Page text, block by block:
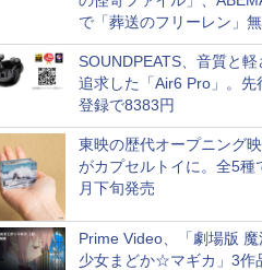
で「葬送のフリーレン」無
配信など。夏の特番・配
報
SOUNDPEATS、音質と軽
追求した「Air6 Pro」。先
登録で8383円
東映の歴代オープニング
がカプセルトイに。全5種
月下旬発売
Prime Video、「劇場版 魔
少女まどか☆マギカ」3作